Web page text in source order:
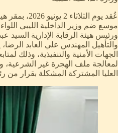
عُقد يوم
موسع ضم وزير الداخلية الليبي
ورئيس هيئة الرقابة الإدارية السيد
والتأهيل المهندس علي العابد
الجهات الأمنية والتنفيذية، وذلك
لمعالجة ملف الهجرة غير الشرعية،
العليا المشتركة المشكلة بقرار